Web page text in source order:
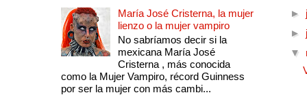
María José Cristerna, la mujer
lienzo o la mujer vampiro
No sabríamos decir si la
mexicana María José
Cristerna , más conocida
como la Mujer Vampiro, récord Guinness
por ser la mujer con más cambi...
►
►
▼